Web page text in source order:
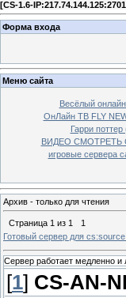
[CS-1.6-
Форма входа
Меню сайта
Весёлый
ОнЛайн ТВ FLY
Гарри поттер
ВИДЕО СМОТРЕТЬ
игровые сервера
Архив - только для чтения
Страница 1 из 1
1
Готовый сервер для
Сервер работает медленно и
[1] CS-AN-